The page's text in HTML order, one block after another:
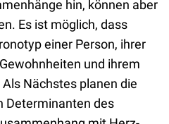
hin, können aber
Es ist möglich, dass
einer Person, ihrer
und ihrem
Nächstes planen die
Determinanten des